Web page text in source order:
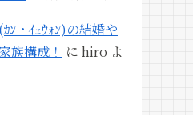
ｶﾝ・ｲｪｳｫﾝ)の結婚や
族構成！ に hiro よ